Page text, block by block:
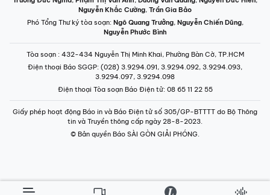
Nguyễn Khắc Cường, Trần Gia Bảo
Phó Tổng Thư ký tòa soạn: Ngô Quang Trưởng, Nguyễn Chiến Dũng,
Nguyễn Phước Bình
Tòa soạn : 432-434 Nguyễn Thị Minh Khai, Phường Bàn Cờ, TP.HCM
Điện thoại Báo SGGP: (028) 3.9294.091, 3.9294.092, 3.9294.093,
3.9294.097, 3.9294.098
Điện thoại Tòa soạn Báo Điện tử: 08 65 11 22 55
Giấy phép hoạt động Báo in và Báo Điện tử số 305/GP-BTTTT do Bộ Thông
tin và Truyền thông cấp ngày 28-8-2023.
© Bản quyền Báo SÀI GÒN GIẢI PHÓNG.